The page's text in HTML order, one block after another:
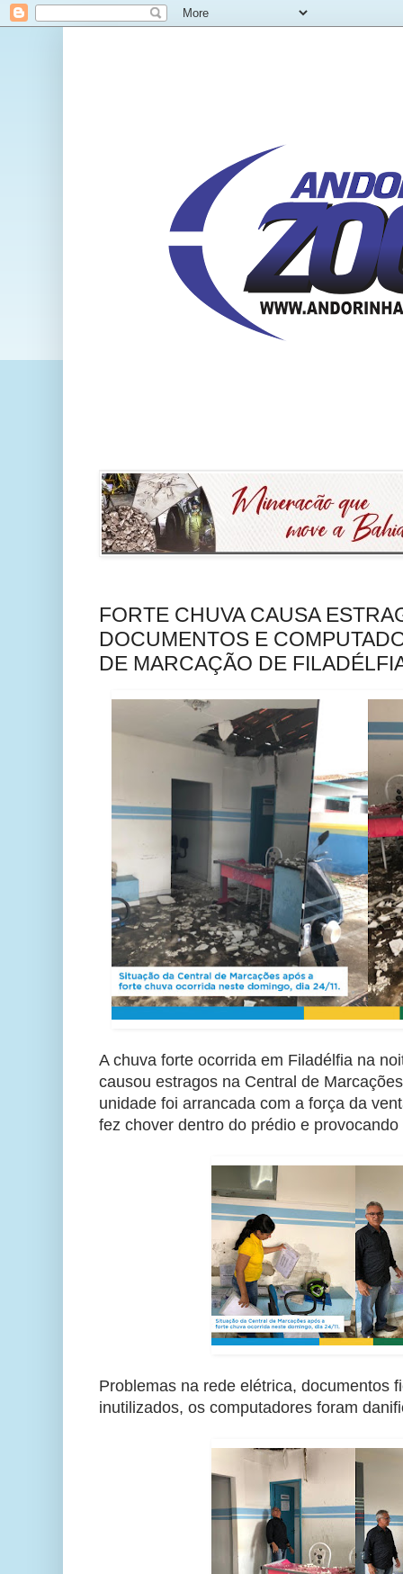
FORTE CHUVA CAUSA
DOCUMENTOS E
DE MARCAÇÃO DE
A chuva forte ocorrida em Filadélfia na
causou estragos na Central de
unidade foi arrancada com a força da
fez chover dentro do prédio e
Problemas na rede elétrica, documentos
inutilizados, os computadores foram